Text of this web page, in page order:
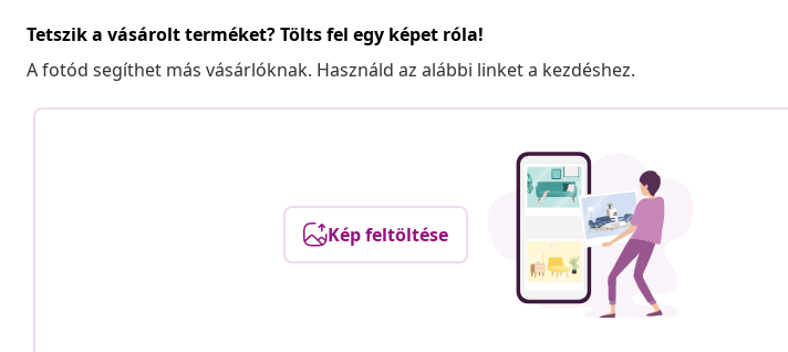
Tetszik a vásárolt terméket? Tölts fel egy képet róla!
A fotód segíthet más vásárlóknak. Használd az alábbi linket a kezdéshez.
Kép feltöltése